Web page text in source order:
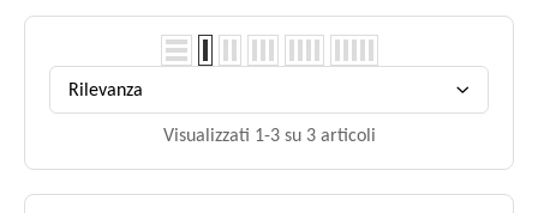
Rilevanza
Visualizzati 1-3 su 3 articoli